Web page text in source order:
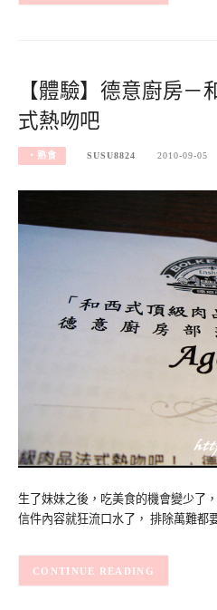
【體驗】德意廚房－
式熱吻吧
‧熟食 SUSU8824 2010-09-05
生了妹妹之後，吃美食的機會變少了
信件內容就狂流口水了， 排除萬難都
CONTINUE READING